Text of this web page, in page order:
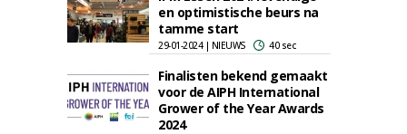
en optimistische beurs na
tamme start
29-01-2024 | NIEUWS 40 sec
Finalisten bekend gemaakt
voor de AIPH International
Grower of the Year Awards
2024